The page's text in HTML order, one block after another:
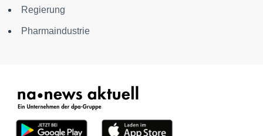
Regierung
Pharmaindustrie